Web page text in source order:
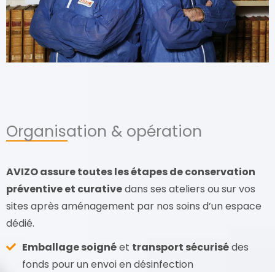
Organisation & opération
AVIZO assure toutes les étapes de conservation
préventive et curativedans ses ateliers ou sur vos
sites après aménagement par nos soins d’un espace
dédié.
Emballage soignéet transport sécurisédes
fonds pour un envoi en désinfection